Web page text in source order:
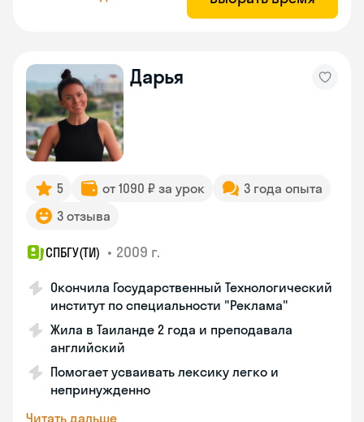
Дарья
5 от 1090 ₽ за урок
3 года опыта
3 отзыва
СПБГУ(ТИ) • 2009 г.
Окончила Государственный Технологический
институт по специальности "Реклама"
Жила в Таиланде 2 года и преподавала
английский
Помогает усваивать лексику легко и
непринужденно
Читать дальше